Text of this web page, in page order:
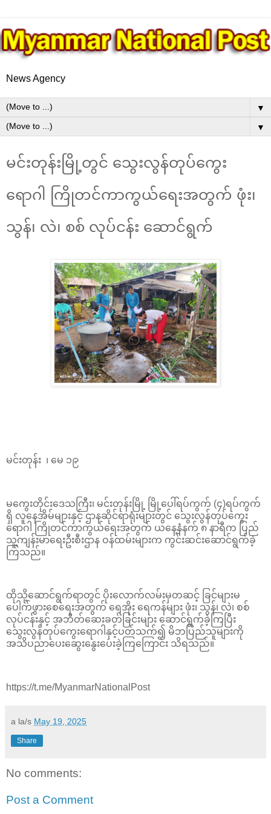
News Agency
▼
▼
မင်းတုန်းမြို့တွင် သွေးလွန်တုပ်ကွေး
ရောဂါ ကြိုတင်ကာကွယ်ရေးအတွက် ဖုံး၊
သွန်၊ လဲ၊ စစ် လုပ်ငန်း ဆောင်ရွက်
မင်းတုန်း ၊ မေ ၁၉
မကွေးတိုင်းဒေသကြီး၊ မင်းတုန်းမြို့ မြို့ပေါ်ရပ်ကွက် (၄)ရပ်ကွက်
ရှိ လူနေအိမ်များနှင့် ဌာနဆိုင်ရာရုံးများတွင် သွေးလွန်တုပ်ကွေး
ရောဂါ ကြိုတင်ကာကွယ်ရေးအတွက် ယနေ့နံနက် ၈ နာရီက ပြည်
သူ့ကျန်းမာရေးဦးစီးဌာန ဝန်ထမ်းများက ကွင်းဆင်းဆောင်ရွက်ခဲ့
ကြသည်။
ထိုသို့ဆောင်ရွက်ရာတွင် ပိုးလောက်လမ်းမှတဆင့် ခြင်များမ
ပေါက်ဖွားစေရေးအတွက် ရေအိုး ရေကန်များ ဖုံး၊ သွန်၊ လဲ၊ စစ်
လုပ်ငန်းနှင့် အဘိတ်ဆေးခတ်ခြင်းများ ဆောင်ရွက်ခဲ့ကြပြီး
သွေးလွန်တုပ်ကွေးရောဂါနှင့်ပတ်သက်၍ မိဘပြည်သူများကို
အသိပညာပေးဆွေးနွေးပေးခဲ့ကြကြောင်း သိရသည်။
https://t.me/MyanmarNationalPost
a la/s May 19, 2025
Share
No comments:
Post a Comment